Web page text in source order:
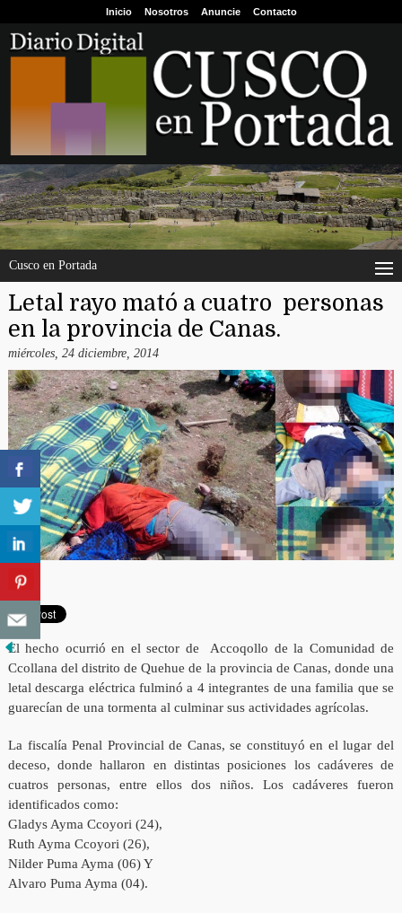
Inicio Nosotros Anuncie Contacto
Cusco en Portada
Letal rayo mató a cuatro personas
en la provincia de Canas.
miércoles, 24 diciembre, 2014
El hecho ocurrió en el sector de Accoqollo de la Comunidad de
Ccollana del distrito de Quehue de la provincia de Canas, donde una
letal descarga eléctrica fulminó a 4 integrantes de una familia que se
guarecían de una tormenta al culminar sus actividades agrícolas.
La fiscalía Penal Provincial de Canas, se constituyó en el lugar del
deceso, donde hallaron en distintas posiciones los cadáveres de
cuatros personas, entre ellos dos niños. Los cadáveres fueron
identificados como:
Gladys Ayma Ccoyori (24),
Ruth Ayma Ccoyori (26),
Nilder Puma Ayma (06) Y
Alvaro Puma Ayma (04).